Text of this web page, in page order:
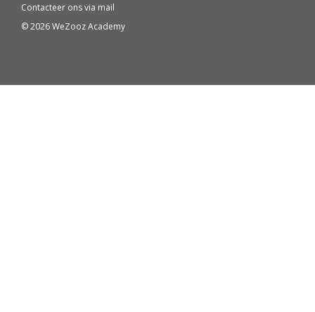
Contacteer ons via mail
© 2026 WeZooz Academy